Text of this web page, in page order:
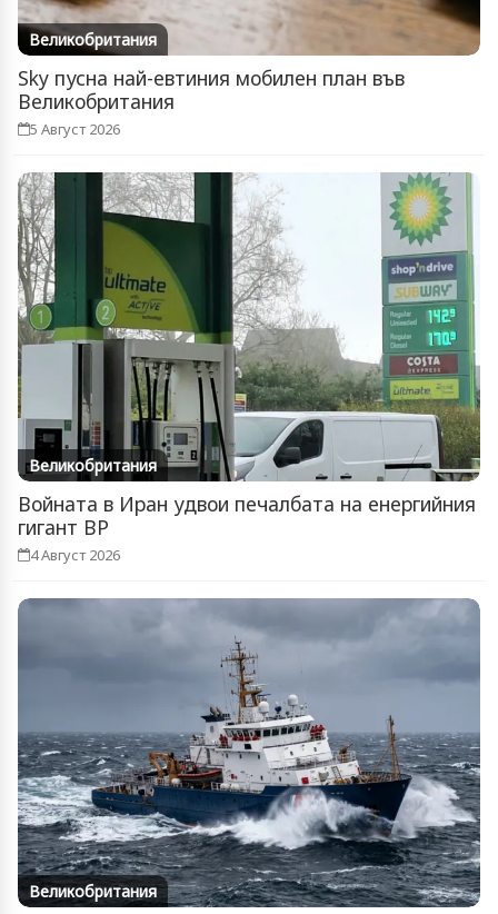
Великобритания
Sky пусна най-евтиния мобилен план във
Великобритания
5 Август 2026
Великобритания
Войната в Иран удвои печалбата на енергийния
гигант BP
4 Август 2026
Великобритания